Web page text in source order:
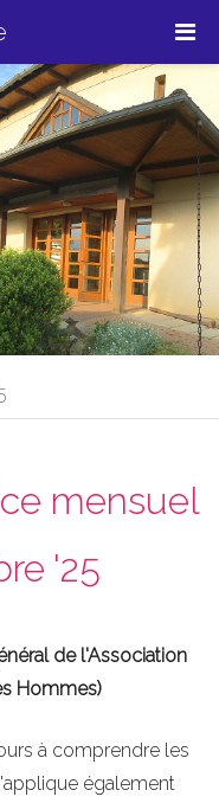
mensuel
'25
de l'Association
Hommes)
à comprendre les
également